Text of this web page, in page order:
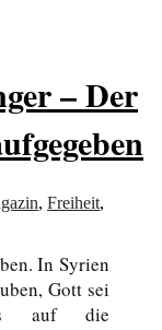
– Der
, Freiheit,
In Syrien
Gott sei
auf die